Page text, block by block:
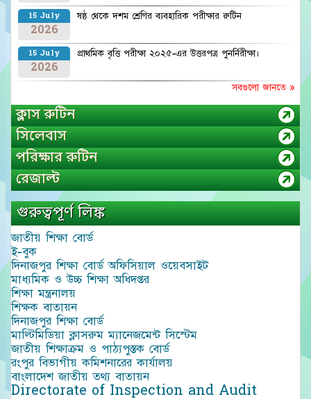
15 July
2026
ষষ্ঠ থেকে দশম শ্রেণির ব্যবহারিক পরীক্ষার রুটিন
15 July
2026
প্রাথমিক বৃত্তি পরীক্ষা ২০২৫-এর উত্তরপত্র পুনর্নিরীক্ষা।
সবগুলো জানতে »
ক্লাস রুটিন
সিলেবাস
পরিক্ষার রুটিন
রেজাল্ট
গুরুত্বপূর্ণ লিঙ্ক
জাতীয় শিক্ষা বোর্ড
ই-বুক
দিনাজপুর শিক্ষা বোর্ড অফিসিয়াল ওয়েবসাইট
মাধ্যমিক ও উচ্চ শিক্ষা অধিদপ্তর
শিক্ষা মন্ত্রনালয়
শিক্ষক বাতায়ন
দিনাজপুর শিক্ষা বোর্ড
মাল্টিমিডিয়া ক্লাসরুম ম্যানেজমেন্ট সিস্টেম
জাতীয় শিক্ষাক্রম ও পাঠ্যপুস্তক বোর্ড
রংপুর বিভাগীয় কমিশনারের কার্যালয়
বাংলাদেশ জাতীয় তথ্য বাতায়ন
Directorate of Inspection and Audit